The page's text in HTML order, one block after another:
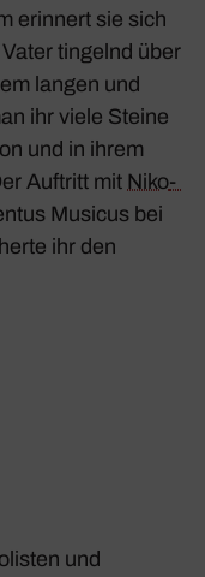
erin­nert sie sich
tingelnd über
langen und
ihr viele Steine
und in ihrem
Auftritt mit Niko­
Musicus bei
ihr den
und